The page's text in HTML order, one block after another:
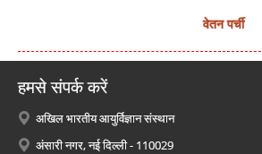
वेतन पर्ची
हमसे संपर्क करें
अखिल भारतीय आयुर्विज्ञान संस्थान
अंसारी नगर, नई दिल्ली - 110029